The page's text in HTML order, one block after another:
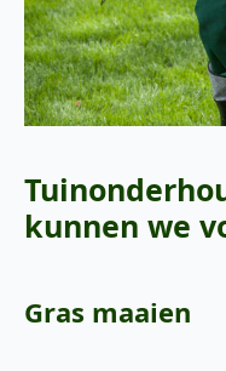
kunnen we
Gras maaien